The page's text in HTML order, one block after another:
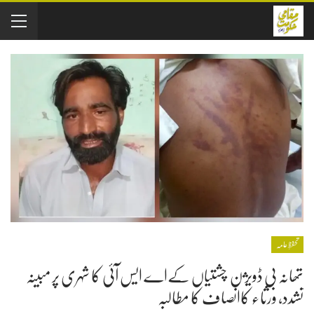
تحفظِ عامہ
تھانہ بی ڈویژن چشتیاں کےاے ایس آئی کا شہری پر مبینہ
تشدد، ورثاء کاانصاف کا مطالبہ